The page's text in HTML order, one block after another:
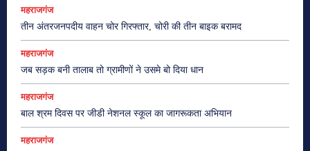
महराजगंज
तीन अंतरजनपदीय वाहन चोर गिरफ्तार, चोरी की तीन बाइक बरामद
महराजगंज
जब सड़क बनी तालाब तो ग्रामीणों ने उसमे बो दिया धान
महराजगंज
बाल श्रम दिवस पर जीडी नेशनल स्कूल का जागरूकता अभियान
महराजगंज